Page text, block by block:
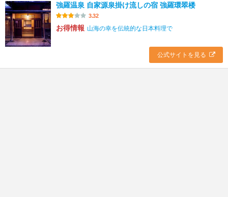
強羅温泉 自家源泉掛け流しの宿 強羅環翠楼
3.32
お得情報 山海の幸を伝統的な日本料理で
公式サイトを見る